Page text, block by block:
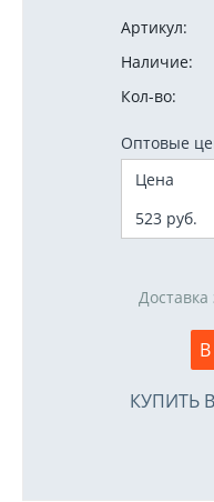
Артикул:
Наличие:
Кол-во:
Оптовые
Цена
523 руб.
Доставка
КУПИТЬ